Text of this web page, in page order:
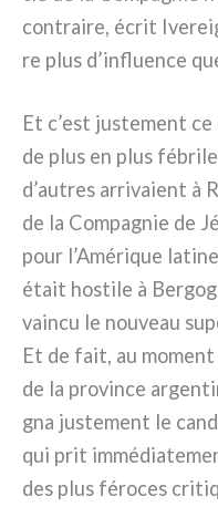
con­trai­re, écrit
re plus d’influence
Et c’est juste­ment
de plus en plus
d’autres arri­va­ient à
de la Compagnie de
pour l’Amérique
était hosti­le à
vain­cu le nou­veau
Et de fait, au
de la pro­vin­ce
gna juste­ment le
qui prit
des plus féro­ces